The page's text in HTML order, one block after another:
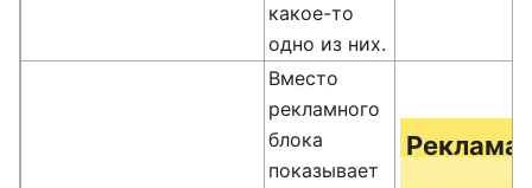
какое-то
одно из них.
Вместо
рекламного
блока
показывает
Реклама